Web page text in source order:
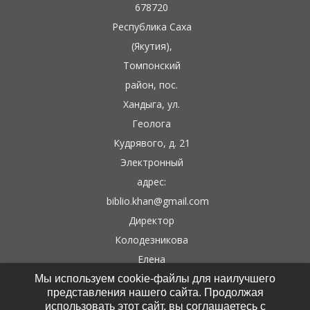
678720
Республика Саха
(Якутия),
Томпонский
район, пос.
Хандыга, ул.
Геолога
Кудрявого, д. 21
Электронный
адрес:
biblio.khan@gmail.com
Директор
Колодезникова
Елена
Гаврильевна
Контактные тел:
Мы используем cookie-файлы для наилучшего
представления нашего сайта. Продолжая
использовать этот сайт, вы соглашаетесь с